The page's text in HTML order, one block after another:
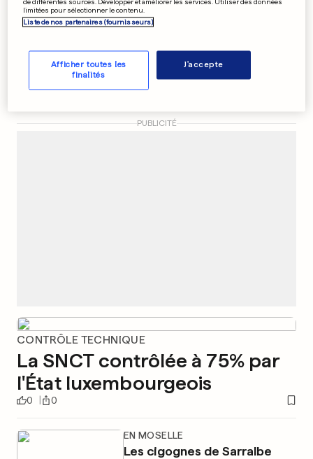
TENNIS DE TABLE AU LUXEMBOURG
renverse Glod
PUBLICITÉ
CONTRÔLE TECHNIQUE
La SNCT contrôlée à 75% par
l'État luxembourgeois
0 0
EN MOSELLE
Les cigognes de Sarralbe
de différentes sources. Développer et améliorer les services. Utiliser des données
limitées pour sélectionner le contenu.
Liste de nos partenaires (fournisseurs)
Afficher toutes les
finalités
J'accepte